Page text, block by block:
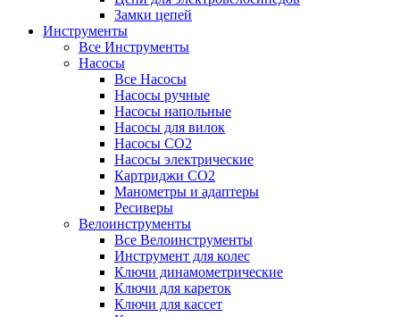
Замки цепей
Инструменты
Все Инструменты
Насосы
Все Насосы
Насосы ручные
Насосы напольные
Насосы для вилок
Насосы CO2
Насосы электрические
Картриджи CO2
Манометры и адаптеры
Ресиверы
Велоинструменты
Все Велоинструменты
Инструмент для колес
Ключи динамометрические
Ключи для кареток
Ключи для кассет